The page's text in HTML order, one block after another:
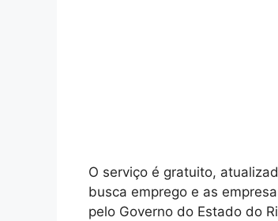
O serviço é gratuito,
busca emprego e as
pelo Governo do Estado do